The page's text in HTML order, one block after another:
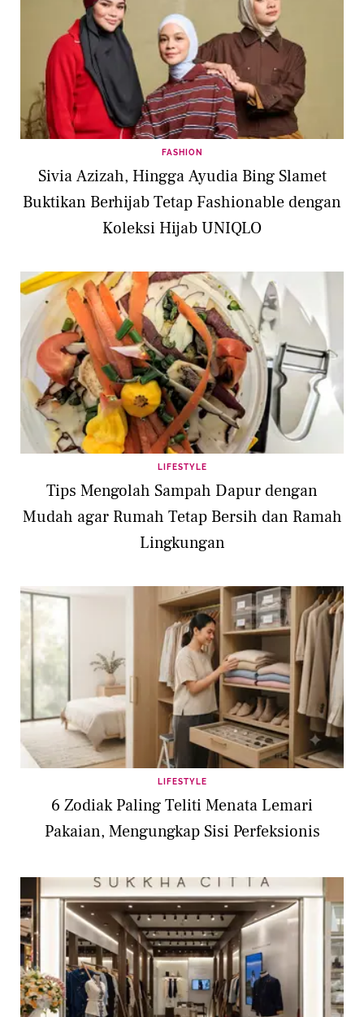
FASHION
Sivia Azizah, Hingga Ayudia Bing Slamet
Buktikan Berhijab Tetap Fashionable dengan
Koleksi Hijab UNIQLO
LIFESTYLE
Tips Mengolah Sampah Dapur dengan
Mudah agar Rumah Tetap Bersih dan Ramah
Lingkungan
LIFESTYLE
6 Zodiak Paling Teliti Menata Lemari
Pakaian, Mengungkap Sisi Perfeksionis